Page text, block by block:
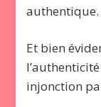
authentique.
Et bien
injonction